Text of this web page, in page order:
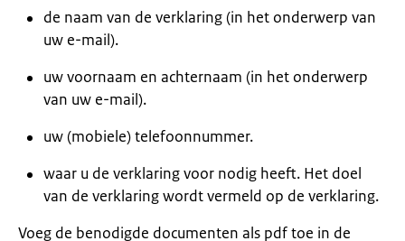
de naam van de verklaring (in het onderwerp van
uw e-mail).
uw voornaam en achternaam (in het onderwerp
van uw e-mail).
uw (mobiele) telefoonnummer.
waar u de verklaring voor nodig heeft. Het doel
van de verklaring wordt vermeld op de verklaring.
Voeg de benodigde documenten als pdf toe in de